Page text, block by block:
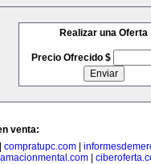
Realizar una Oferta
Precio Ofrecido $
venta:
compratupc.com|
|